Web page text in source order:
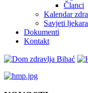
Članci
Kalendar
Savjeti ljekara
Dokumenti
Kontakt